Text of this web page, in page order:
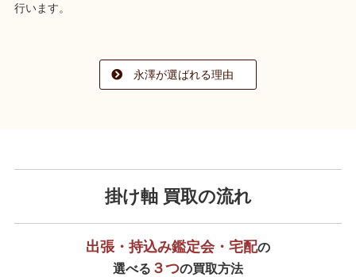
行います。
永澤が選ばれる理由
掛け軸 買取の流れ
出張・持込み鑑定会・宅配の
選べる ３つの買取方法